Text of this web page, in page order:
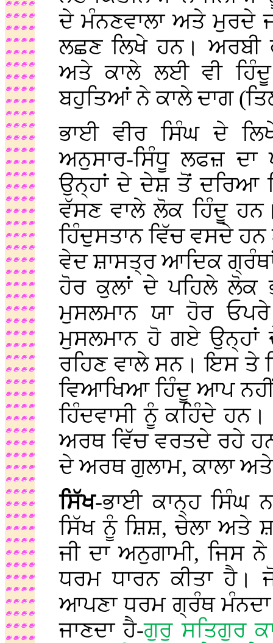
ਦੇ ਮੰਨਣਵਾਲਾ ਅਤੇ ਮੁਰਦੇ
ਲਛਣ ਲਿਖੇ ਹਨ। ਅਰਬੀ
ਅਤੇ ਕਾਲੇ ਲਈ ਵੀ
ਬਹੁਤਿਆਂ ਨੇ ਕਾਲੇ ਦਾਗ
ਭਾਈ ਵੀਰ ਸਿੰਘ ਦੇ
ਅਨੁਸਾਰ-ਸਿੰਧੂ ਲਫਜ਼
ਉਨ੍ਹਾਂ ਦੇ ਦੇਸ਼ ਤੋਂ ਦਰਿਆ
ਵੱਸਣ ਵਾਲੇ ਲੋਕ ਹਿੰਦੂ
ਹਿੰਦੁਸਤਾਨ ਵਿੱਚ ਵਸਦੇ
ਵੇਦ ਸ਼ਾਸਤ੍ਰ ਆਦਿਕ
ਹੋਰ ਕੁਲਾਂ ਦੇ ਪਹਿਲੇ
ਮੁਸਲਮਾਨ ਯਾ ਹੋਰ
ਮੁਸਲਮਾਨ ਹੋ ਗਏ
ਰਹਿਣ ਵਾਲੇ ਸਨ। ਇਸ ਤੇ
ਵਿਆਖਿਆ ਹਿੰਦੂ ਆਪ
ਹਿੰਦਵਾਸੀ ਨੂੰ ਕਹਿੰਦੇ ਹਨ।
ਅਰਥ ਵਿੱਚ ਵਰਤਦੇ ਰਹੇ
ਦੇ ਅਰਥ ਗੁਲਾਮ, ਕਾਲਾ
ਸਿੱਖ-ਭਾਈ ਕਾਨ੍ਹ ਸਿੰਘ
ਸਿੱਖ ਨੂੰ ਸ਼ਿਸ਼, ਚੇਲਾ ਅਤੇ
ਜੀ ਦਾ ਅਨੁਗਾਮੀ, ਜਿਸ
ਧਰਮ ਧਾਰਨ ਕੀਤਾ ਹੈ।
ਆਪਣਾ ਧਰਮ ਗ੍ਰੰਥ
ਜਾਣਦਾ ਹੈ-ਗੁਰੁ ਸਤਿਗੁਰ